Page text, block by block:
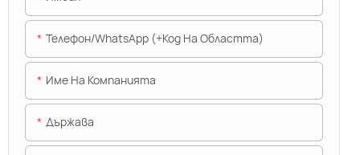
Телефон/WhatsApp (+Код На Областта)
Име На Компанията
Държава